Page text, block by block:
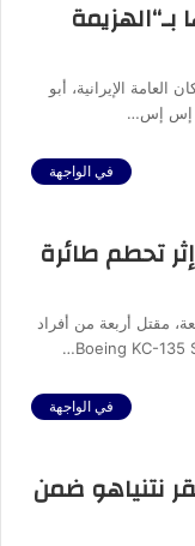
العامة الإيرانية، أبو
إس إس…
في الواجهة
تحطم طائرة
مقتل أربعة من أفراد
في الواجهة
نتنياهو ضمن